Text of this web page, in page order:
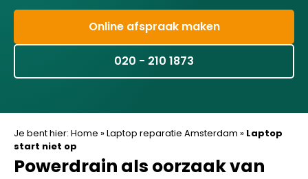
Online afspraak maken
020 - 210 1873
Je bent hier: Home »Laptop reparatie Amsterdam » Laptop
start niet op
Powerdrain als oorzaak van